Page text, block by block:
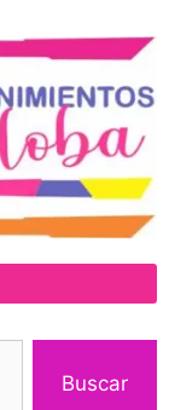
Buscar